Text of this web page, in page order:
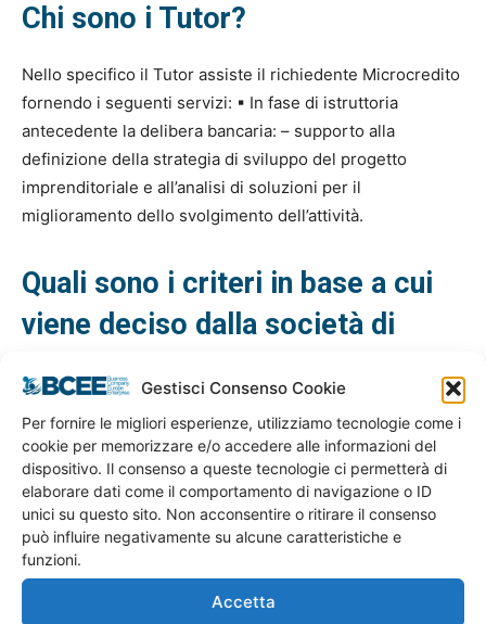
Gestisci Consenso Cookie
Per fornire le migliori esperienze, utilizziamo tecnologie come i
cookie per memorizzare e/o accedere alle informazioni del
dispositivo. Il consenso a queste tecnologie ci permetterà di
elaborare dati come il comportamento di navigazione o ID
unici su questo sito. Non acconsentire o ritirare il consenso
può influire negativamente su alcune caratteristiche e
funzioni.
Accetta
Chi sono i Tutor?
Nello specifico il Tutor assiste il richiedente Microcredito
fornendo i seguenti servizi: ▪ In fase di istruttoria
antecedente la delibera bancaria: – supporto alla
definizione della strategia di sviluppo del progetto
imprenditoriale e all’analisi di soluzioni per il
miglioramento dello svolgimento dell’attività.
Quali sono i criteri in base a cui
viene deciso dalla società di
Microcredito di concedere il
prestito?
In sintesi le competenze del richiedente, la solidità e
accuratezza del business plan, la congruenza delle
informazioni fornite e la nostra valutazione della capacità
di restituire il prestito.
Cosa succede se non sarò in